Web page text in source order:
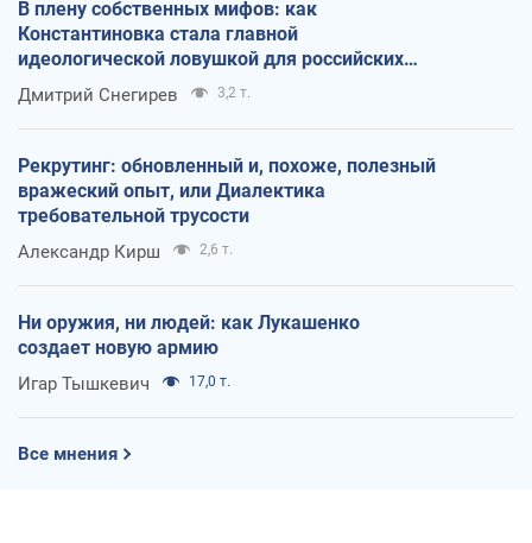
В плену собственных мифов: как
Константиновка стала главной
идеологической ловушкой для российских
оккупантов
Дмитрий Снегирев 3,2 т.
Рекрутинг: обновленный и, похоже, полезный
вражеский опыт, или Диалектика
требовательной трусости
Александр Кирш 2,6 т.
Ни оружия, ни людей: как Лукашенко
создает новую армию
Игар Тышкевич 17,0 т.
Все мнения